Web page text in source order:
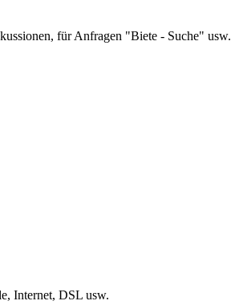
für Anfragen "Biete - Suche" usw.
Internet, DSL usw.